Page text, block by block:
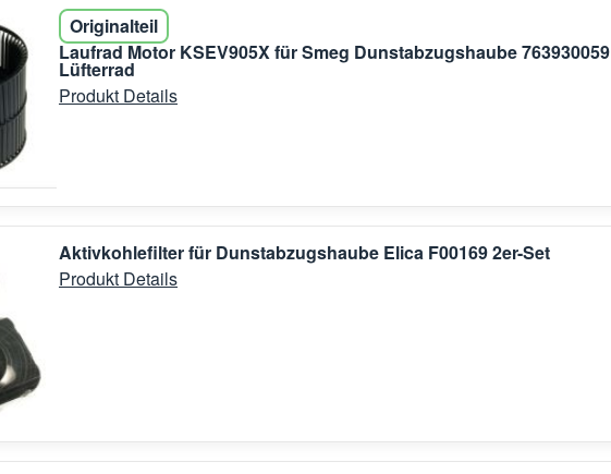
Originalteil
Laufrad Motor KSEV905X für Smeg Dunstabzugshaube 763930059
Lüfterrad
Produkt Details
Aktivkohlefilter für Dunstabzugshaube Elica F00169 2er-Set
Produkt Details